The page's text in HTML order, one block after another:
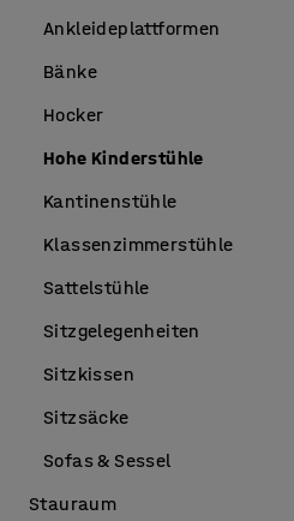
Ankleideplattformen
Bänke
Hocker
Hohe Kinderstühle
Kantinenstühle
Klassenzimmerstühle
Sattelstühle
Sitzgelegenheiten
Sitzkissen
Sitzsäcke
Sofas & Sessel
Stauraum